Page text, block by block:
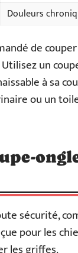
Douleurs
de
un
à sa
ou un
sécurité,
pour les